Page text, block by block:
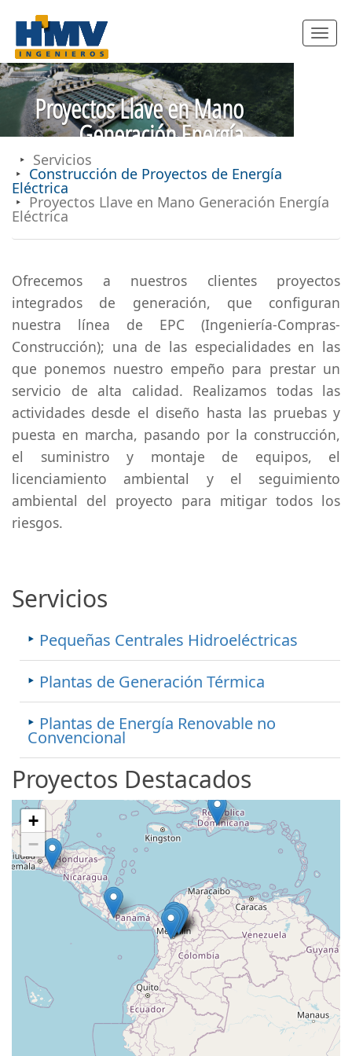
Toggle
Proyectos Llave en Mano
Generación Energía
Eléctrica
Servicios
Construcción de Proyectos de Energía
Eléctrica
Proyectos Llave en Mano Generación Energía
Eléctrica
Ofrecemos a nuestros clientes proyectos
integrados de generación, que configuran
nuestra línea de EPC (Ingeniería-Compras-
Construcción); una de las especialidades en las
que ponemos nuestro empeño para prestar un
servicio de alta calidad. Realizamos todas las
actividades desde el diseño hasta las pruebas y
puesta en marcha, pasando por la construcción,
el suministro y montaje de equipos, el
licenciamiento ambiental y el seguimiento
ambiental del proyecto para mitigar todos los
riesgos.
Servicios
Pequeñas Centrales Hidroeléctricas
Plantas de Generación Térmica
Plantas de Energía Renovable no
Convencional
Proyectos Destacados
+
−